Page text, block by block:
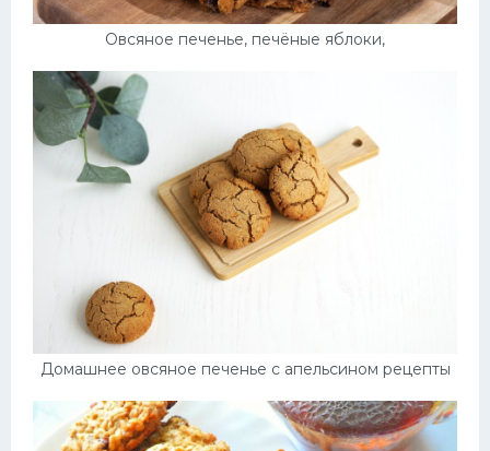
Овсяное печенье, печёные яблоки,
Домашнее овсяное печенье с апельсином рецепты